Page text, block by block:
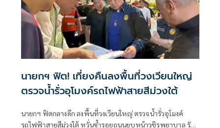
นายกฯ ฟิต! เที่ยงคืนลงพื้นที่วงเวียนใหญ่
ตรวจน้ำรั่วอุโมงค์รถไฟฟ้าสายสีม่วงใต้
นายกฯ ฟิตกลางดึก ลงพื้นที่วงเวียนใหญ่ ตรวจน้ำรั่วอุโมงค์
รถไฟฟ้าสายสีม่วงใต้ หวั่นซ้ำรอยถนนยุบหน้าวชิรพยาบาล รับ